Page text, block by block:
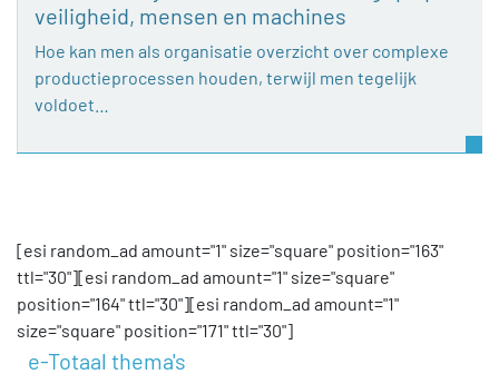
veiligheid, mensen en machines
Hoe kan men als organisatie overzicht over complexe
productieprocessen houden, terwijl men tegelijk
voldoet…
[esi random_ad amount="1" size="square" position="163"
ttl="30"][esi random_ad amount="1" size="square"
position="164" ttl="30"][esi random_ad amount="1"
size="square" position="171" ttl="30"]
e-Totaal thema's